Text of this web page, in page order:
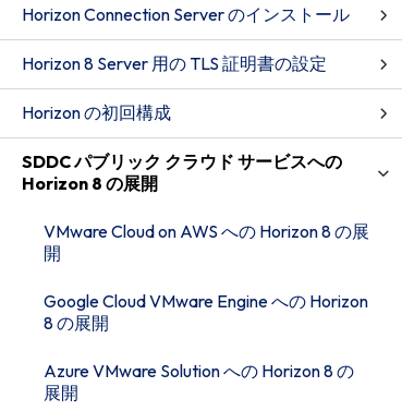
Horizon Connection Server のインストール
Horizon 8 Server 用の TLS 証明書の設定
Horizon の初回構成
SDDC パブリック クラウド サービスへの
Horizon 8 の展開
VMware Cloud on AWS への Horizon 8 の展
開
Google Cloud VMware Engine への Horizon
8 の展開
Azure VMware Solution への Horizon 8 の
展開